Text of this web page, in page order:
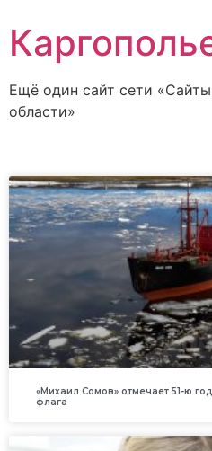
Ещё один сайт сети
области»
«Михаил Сомов» отмечает 51-ю
флага